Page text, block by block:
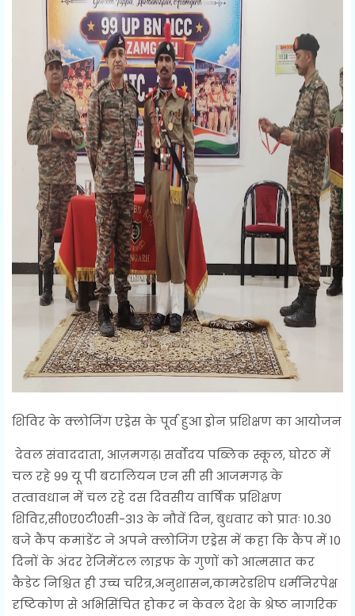
शिविर के क्लोजिंग एड्रेस के पूर्व हुआ ड्रोन प्रशिक्षण का आयोजन
देवल संवाददाता, आज़मगढ़। सर्वोदय पब्लिक स्कूल, घोरठ में
चल रहे 99 यू पी बटालियन एन सी सी आजमगढ़ के
तत्वावधान में चल रहे दस दिवसीय वार्षिक प्रशिक्षण
शिविर,सी0ए0टी0सी-313 के नौवें दिन, बुधवार को प्रातः 10.30
बजे कैंप कमांडेंट ने अपने क्लोजिंग एड्रेस में कहा कि कैंप में 10
दिनों के अंदर रेजिमेंटल लाइफ के गुणों को आत्मसात कर
कैडेट निश्चित ही उच्च चरित्र,अनुशासन,कामरेडशिप धर्मनिरपेक्ष
दृष्टिकोण से अभिसिंचित होकर न केवल देश के श्रेष्ठ नागरिक